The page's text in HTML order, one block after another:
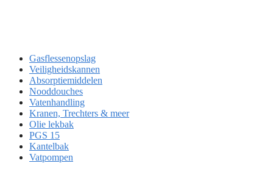
Gasflessenopslag
Veiligheidskannen
Absorptiemiddelen
Nooddouches
Vatenhandling
Kranen, Trechters & meer
Olie lekbak
PGS 15
Kantelbak
Vatpompen